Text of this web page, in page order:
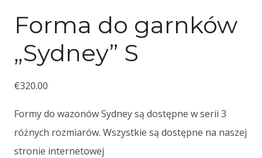
Forma do garnków
„Sydney” S
€320.00
Formy do wazonów Sydney są dostępne w serii 3
różnych rozmiarów. Wszystkie są dostępne na naszej
stronie internetowej